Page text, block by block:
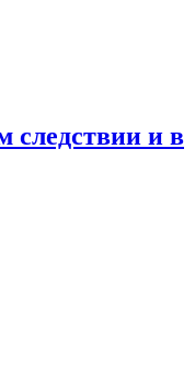
следствии и в